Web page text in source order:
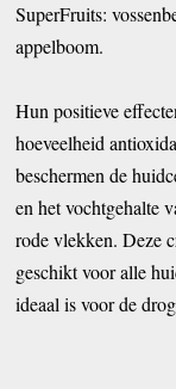
SuperFruits:
appelboom.
Hun positieve
hoeveelheid
beschermen de
en het vochtgehalte
rode vlekken. Deze
geschikt voor alle
ideaal is voor de